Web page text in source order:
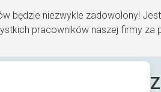
będzie niezwykle zadowolony!
pracowników naszej firmy za